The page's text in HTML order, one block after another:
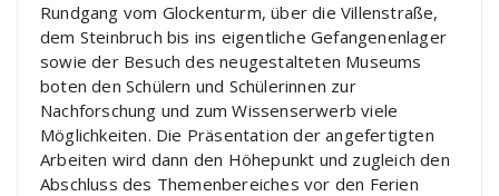
Rundgang vom Glockenturm, über die Villenstraße,
dem Steinbruch bis ins eigentliche Gefangenenlager
sowie der Besuch des neugestalteten Museums
boten den Schülern und Schülerinnen zur
Nachforschung und zum Wissenserwerb viele
Möglichkeiten. Die Präsentation der angefertigten
Arbeiten wird dann den Höhepunkt und zugleich den
Abschluss des Themenbereiches vor den Ferien